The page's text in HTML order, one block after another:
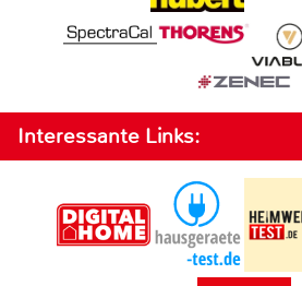
Interessante Links: